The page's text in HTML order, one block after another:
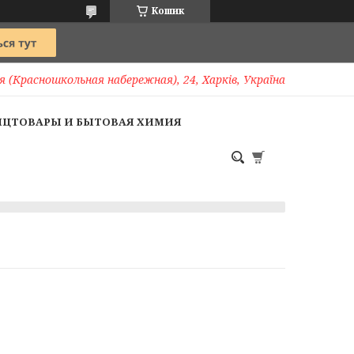
Кошик
(Красношкольная набережная), 24, Харків, Україна
И БЫТОВАЯ ХИМИЯ